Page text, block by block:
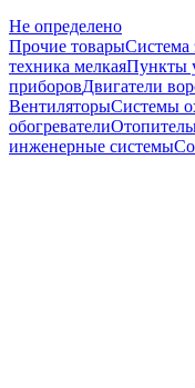
Не определено
Прочие товарыСистема
техника мелкаяПункты
приборовДвигатели
ВентиляторыСистемы
обогреватели
инженерные системы